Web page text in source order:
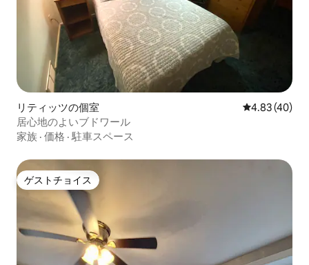
リティッツの個室 レビュー40
4.83 (40)
居心地のよいブドワール
家族 · 価格 ·駐車スペース
ゲストチョイス
ゲストチョイス